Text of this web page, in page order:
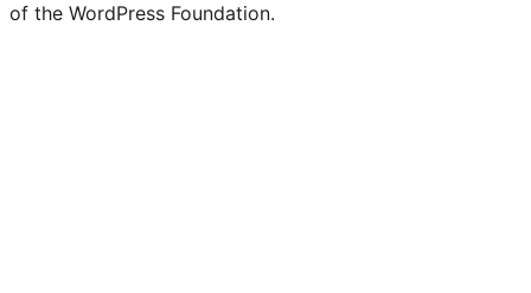
of the WordPress Foundation.